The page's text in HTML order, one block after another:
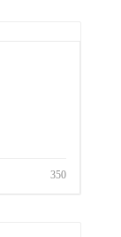
350